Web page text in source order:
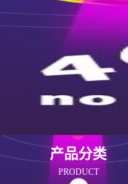
产品分类
PRODUCT